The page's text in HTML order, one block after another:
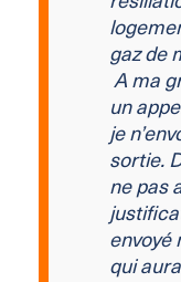
gaz de
A ma
un
je
sortie.
ne pas
envoyé
qui